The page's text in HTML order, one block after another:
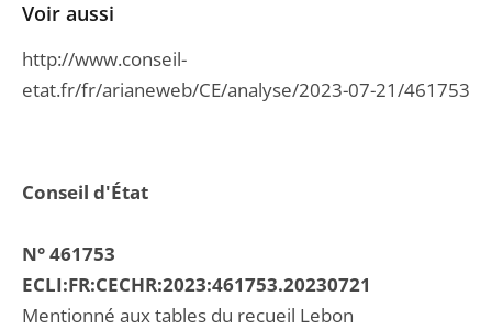
Conseil d'État
N° 461753
ECLI:FR:CECHR:2023:461753.20230721
Mentionné aux tables du recueil Lebon
Voir aussi
http://www.conseil-
etat.fr/fr/arianeweb/CE/analyse/2023-07-21/461753